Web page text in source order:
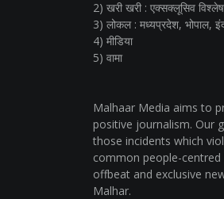
2) खरी खरी : एक्सक्लूसिव
3) लोकल : मध्यप्रदेश, भोपाल,
4) मीडिया
5) वामा
Malhaar Media aims to
positive journalism. Our
those incidents which
common people-
offbeat and exclusive
Malhar.